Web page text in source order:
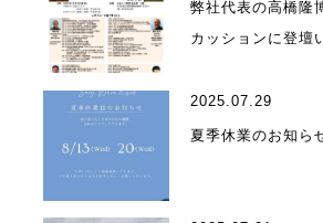
・受賞歴
ィア掲載・出
弊社代表の高橋隆
カッションに登壇
2025.07.29
夏季休業のお知ら